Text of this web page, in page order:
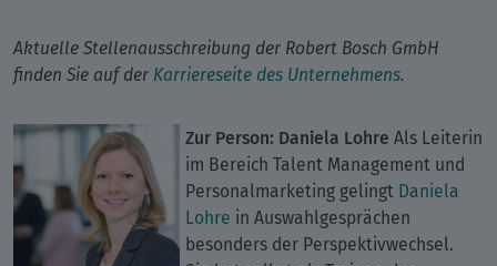
Aktuelle Stellenausschreibung der Robert Bosch GmbH
finden Sie auf der Karriereseite des Unternehmens.
Zur Person: Daniela Lohre Als Leiterin
im Bereich Talent Management und
Personalmarketing gelingt Daniela
Lohre in Auswahlgesprächen
besonders der Perspektivwechsel.